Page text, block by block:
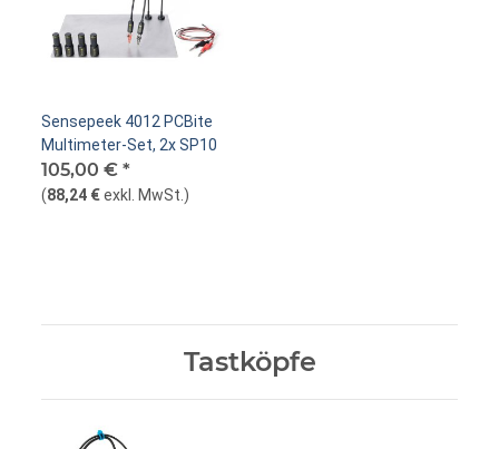
Sensepeek 4012 PCBite
Multimeter-Set, 2x SP10
105,00 € *
(88,24 €exkl. MwSt. )
Tastköpfe